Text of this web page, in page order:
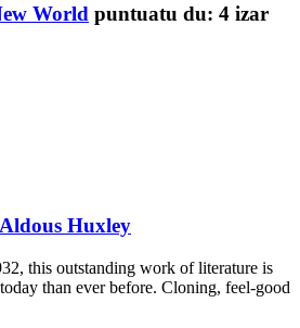
World puntuatu du: 4 izar
Aldous Huxley
this outstanding work of literature is
than ever before. Cloning, feel-good